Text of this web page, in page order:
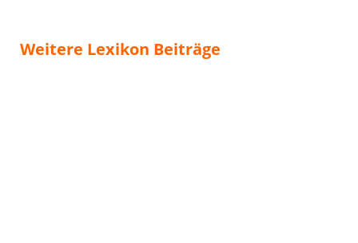
Weitere Lexikon Beiträge